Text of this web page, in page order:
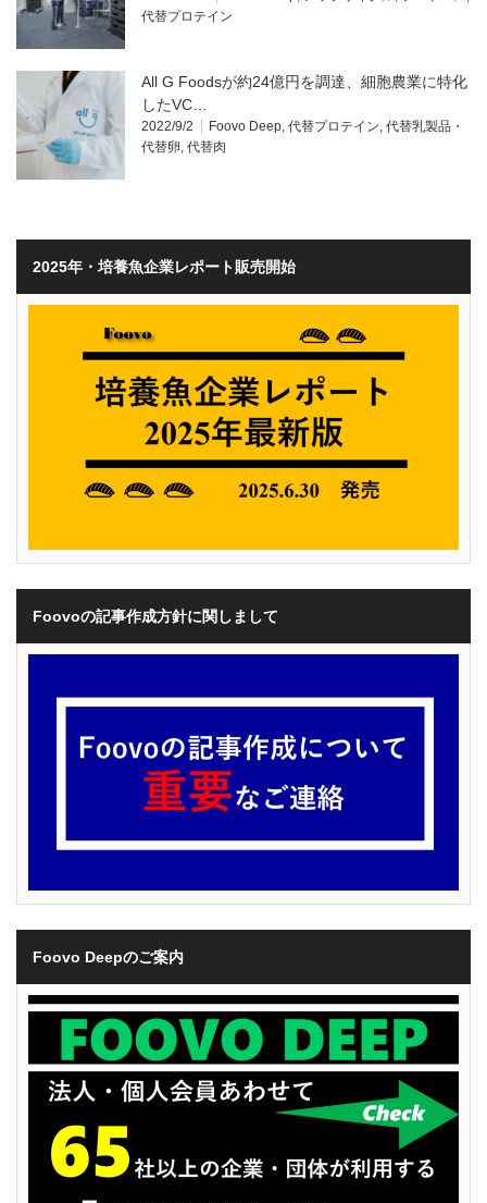
代替プロテイン
All G Foodsが約24億円を調達、細胞農業に特化
したVC…
2022/9/2 Foovo Deep, 代替プロテイン, 代替乳製品・
代替卵, 代替肉
2025年・培養魚企業レポート販売開始
Foovoの記事作成方針に関しまして
Foovo Deepのご案内